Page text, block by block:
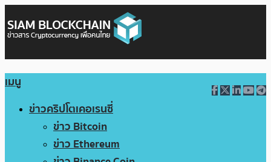
เมนู
ข่าวคริปโตเคอเรนซี่
ข่าว Bitcoin
ข่าว Ethereum